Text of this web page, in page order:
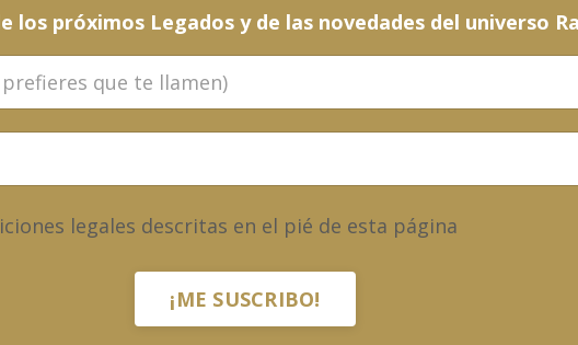
los próximos Legados y de las novedades del universo
legales descritas en el pié de esta página
¡ME SUSCRIBO!